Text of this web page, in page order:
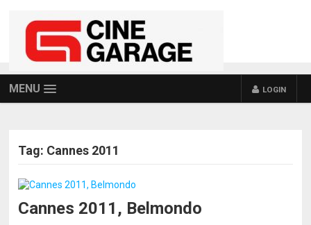
MENU LOGIN
Tag: Cannes 2011
Cannes 2011, Belmondo